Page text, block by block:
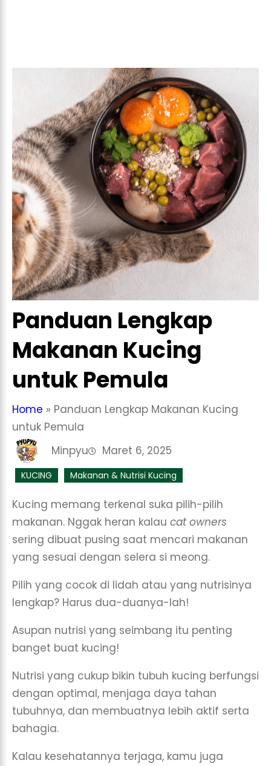
Panduan Lengkap
Makanan Kucing
untuk Pemula
Home » Panduan Lengkap Makanan Kucing
untuk Pemula
Minpyu
Maret 6, 2025
KUCING Makanan & Nutrisi Kucing
Kucing memang terkenal suka pilih-pilih
makanan. Nggak heran kalau cat owners
sering dibuat pusing saat mencari makanan
yang sesuai dengan selera si meong.
Pilih yang cocok di lidah atau yang nutrisinya
lengkap? Harus dua-duanya-lah!
Asupan nutrisi yang seimbang itu penting
banget buat kucing!
Nutrisi yang cukup bikin tubuh kucing berfungsi
dengan optimal, menjaga daya tahan
tubuhnya, dan membuatnya lebih aktif serta
bahagia.
Kalau kesehatannya terjaga, kamu juga